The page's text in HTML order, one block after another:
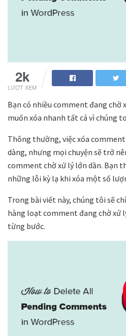
2k
LƯỢT XEM
Bạn có nhiều comment đang chờ
muốn xóa nhanh tất cả vì chúng
Thông thường, việc xóa
dàng, nhưng mọi chuyện sẽ trở
comment chờ xử lý lớn dần. Bạn
những lỗi kỳ lạ khi xóa một số
Trong bài viết này, chúng tôi sẽ
hàng loạt comment đang chờ xử
từng bước.